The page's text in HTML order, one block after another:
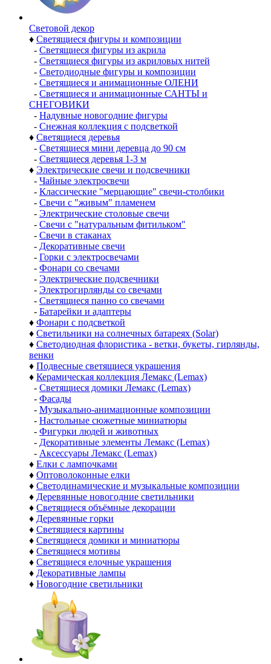
Световой декор
♦ Светящиеся фигуры и композиции
- Светящиеся фигуры из акрила
- Светящиеся фигуры из акриловых нитей
- Светодиодные фигуры и композиции
- Светящиеся и анимационные ОЛЕНИ
- Светящиеся и анимационные САНТЫ и
СНЕГОВИКИ
- Надувные новогодние фигуры
- Снежная коллекция с подсветкой
♦ Светящиеся деревья
- Светящиеся мини деревца до 90 см
- Светящиеся деревья 1-3 м
♦ Электрические свечи и подсвечники
- Чайные электросвечи
- Классические "мерцающие" свечи-столбики
- Свечи с "живым" пламенем
- Электрические столовые свечи
- Свечи с "натуральным фитильком"
- Свечи в стаканах
- Декоративные свечи
- Горки с электросвечами
- Фонари со свечами
- Электрические подсвечники
- Электрогирлянды со свечами
- Светящиеся панно со свечами
- Батарейки и адаптеры
♦ Фонари с подсветкой
♦ Светильники на солнечных батареях (Solar)
♦ Светодиодная флористика - ветки, букеты, гирлянды,
венки
♦ Подвесные светящиеся украшения
♦ Керамическая коллекция Лемакс (Lemax)
- Светящиеся домики Лемакс (Lemax)
- Фасады
- Музыкально-анимационные композиции
- Настольные сюжетные миниатюры
- Фигурки людей и животных
- Декоративные элементы Лемакс (Lemax)
- Аксессуары Лемакс (Lemax)
♦ Елки с лампочками
♦ Оптоволоконные елки
♦ Светодинамические и музыкальные композиции
♦ Деревянные новогодние светильники
♦ Светящиеся объёмные декорации
♦ Деревянные горки
♦ Светящиеся картины
♦ Светящиеся домики и миниатюры
♦ Светящиеся мотивы
♦ Светящиеся елочные украшения
♦ Декоративные лампы
♦ Новогодние светильники